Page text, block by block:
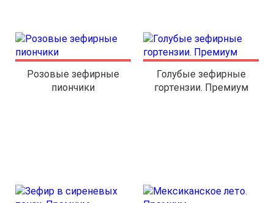
Розовые зефирные
пиончики
Голубые зефирные
гортензии. Премиум